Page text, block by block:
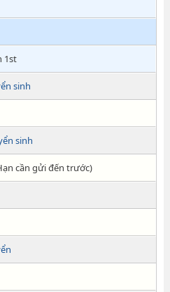
1st
sinh
sinh
cần gửi đến trước)